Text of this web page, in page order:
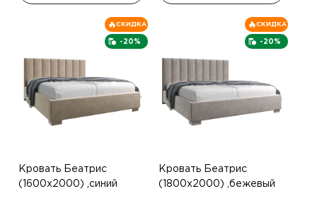
-20%
СКИДКА
Кровать Беатрис
(1600х2000) ,синий
-20%
СКИДКА
Кровать Беатрис
(1800х2000) ,бежевый